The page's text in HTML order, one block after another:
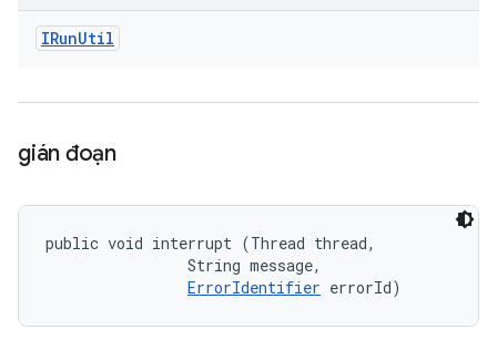
IRunUtil
gián đoạn
public void interrupt (Thread thread,
                String message,
ErrorIdentifier errorId)